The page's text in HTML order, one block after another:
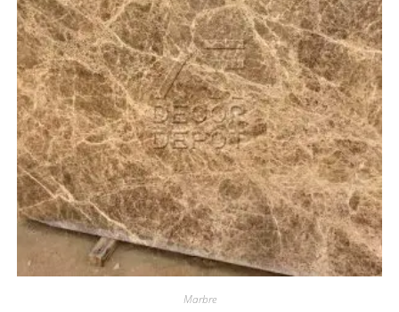
Marbre